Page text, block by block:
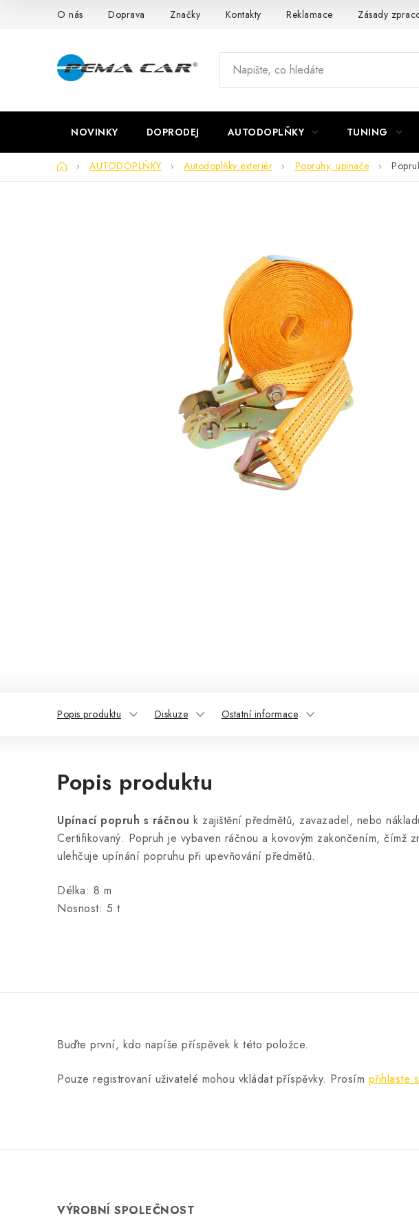
O nás Doprava Značky Kontakty Reklamace Zásady
NOVINKY DOPRODEJ AUTODOPLŇKY TUNING
DomůAUTODOPLŇKY Autodoplňky exteriér Popruhy, upínače
Popis produktu Diskuze Ostatní informace
Popis produktu
Upínací popruh s ráčnou k zajištění předmětů, zavazadel, nebo
Certifikovaný. Popruh je vybaven ráčnou a kovovým zakončením, čímž
ulehčuje upínání popruhu při upevňování předmětů.
Délka: 8 m
Nosnost: 5 t
Buďte první, kdo napíše příspěvek k této položce.
Pouze registrovaní uživatelé mohou vkládat příspěvky. Prosím přihlaste
VÝROBNÍ SPOLEČNOST